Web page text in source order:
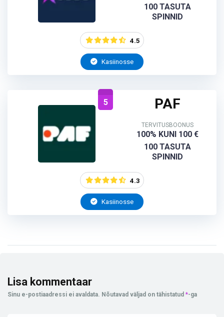
100 TASUTA
SPINNID
4.5
Kasiinosse
5 PAF
TERVITUSBOONUS
100% KUNI 100 €
100 TASUTA
SPINNID
4.3
Kasiinosse
Lisa kommentaar
Sinu e-postiaadressi ei avaldata. Nõutavad väljad on tähistatud *-ga